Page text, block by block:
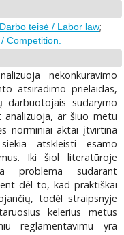
Darbo teisė / Labor law;
Competition.
nekonkuravimo
atsiradimo prielaidas,
sudarymo
ar šiuo metu
norminiai aktai įtvirtina
atskleisti esamo
Iki šiol literatūroje
problema sudarant
dėl to, kad praktiškai
todėl straipsnyje
kelerius metus
reglamentavimu yra